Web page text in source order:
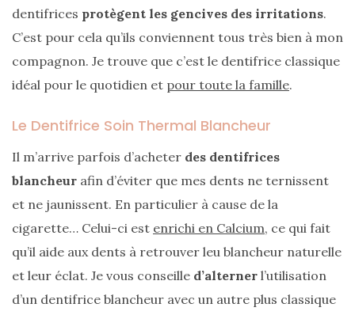
Lifestyle
(154)
adresses/Evénements
Coups
de
coeur
(9)
Digital/Blogging
(12)
dentifrices protègent les gencives des irritations.
C’est pour cela qu’ils conviennent tous très bien à mon
compagnon. Je trouve que c’est le dentifrice classique
idéal pour le quotidien et pour toute la famille.
Le Dentifrice Soin Thermal Blancheur
Il m’arrive parfois d’acheter des dentifrices
blancheur afin d’éviter que mes dents ne ternissent
et ne jaunissent. En particulier à cause de la
cigarette… Celui-ci est enrichi en Calcium, ce qui fait
qu’il aide aux dents à retrouver leu blancheur naturelle
et leur éclat. Je vous conseille d’alterner l’utilisation
d’un dentifrice blancheur avec un autre plus classique